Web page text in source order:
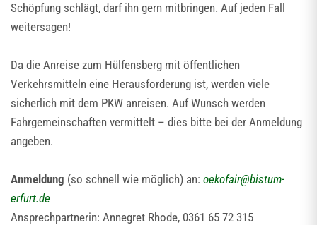
Schöpfung schlägt, darf ihn gern mitbringen. Auf jeden Fall
weitersagen!
Da die Anreise zum Hülfensberg mit öffentlichen
Verkehrsmitteln eine Herausforderung ist, werden viele
sicherlich mit dem PKW anreisen. Auf Wunsch werden
Fahrgemeinschaften vermittelt – dies bitte bei der Anmeldung
angeben.
Anmeldung (so schnell wie möglich) an: oekofair@bistum-
erfurt.de
Ansprechpartnerin: Annegret Rhode, 0361 65 72 315